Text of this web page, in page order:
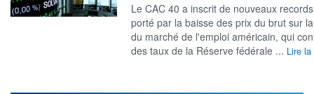
Le CAC 40 a inscrit de nouveaux
porté par la baisse des prix du brut sur
du marché de l'emploi américain, qui
des taux de la Réserve fédérale ... Lire